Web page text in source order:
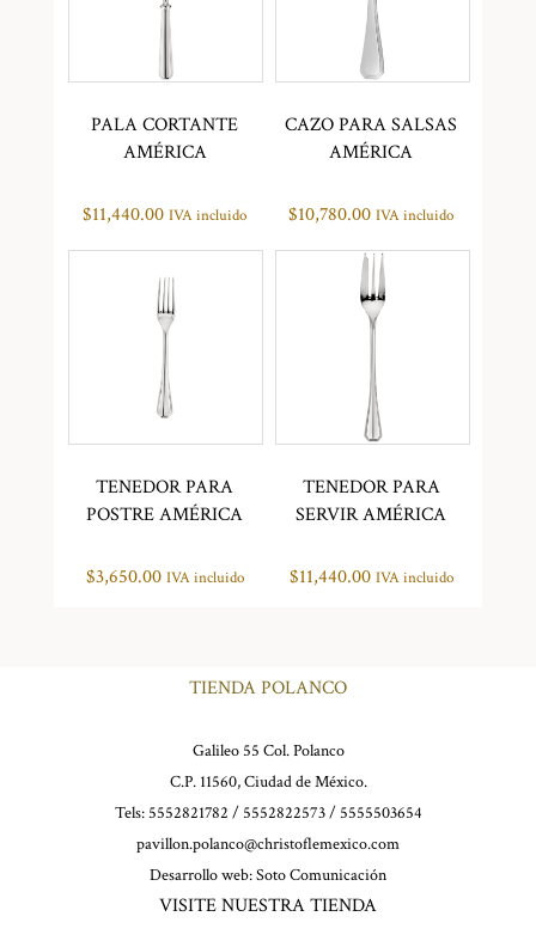
PALA CORTANTE
AMÉRICA
$11,440.00 IVA incluido
CAZO PARA SALSAS
AMÉRICA
$10,780.00 IVA incluido
TENEDOR PARA
POSTRE AMÉRICA
$3,650.00 IVA incluido
TENEDOR PARA
SERVIR AMÉRICA
$11,440.00 IVA incluido
TIENDA POLANCO
Galileo 55 Col. Polanco
C.P. 11560, Ciudad de México.
Tels: 5552821782 / 5552822573 / 5555503654
pavillon.polanco@christoflemexico.com
Desarrollo web:Soto Comunicación
VISITE NUESTRA TIENDA